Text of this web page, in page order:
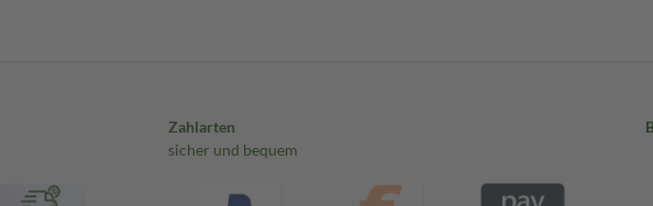
Zahlarten
sicher und bequem